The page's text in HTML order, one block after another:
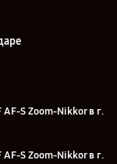
S Zoom-Nikkor в г.
S Zoom-Nikkor в г.